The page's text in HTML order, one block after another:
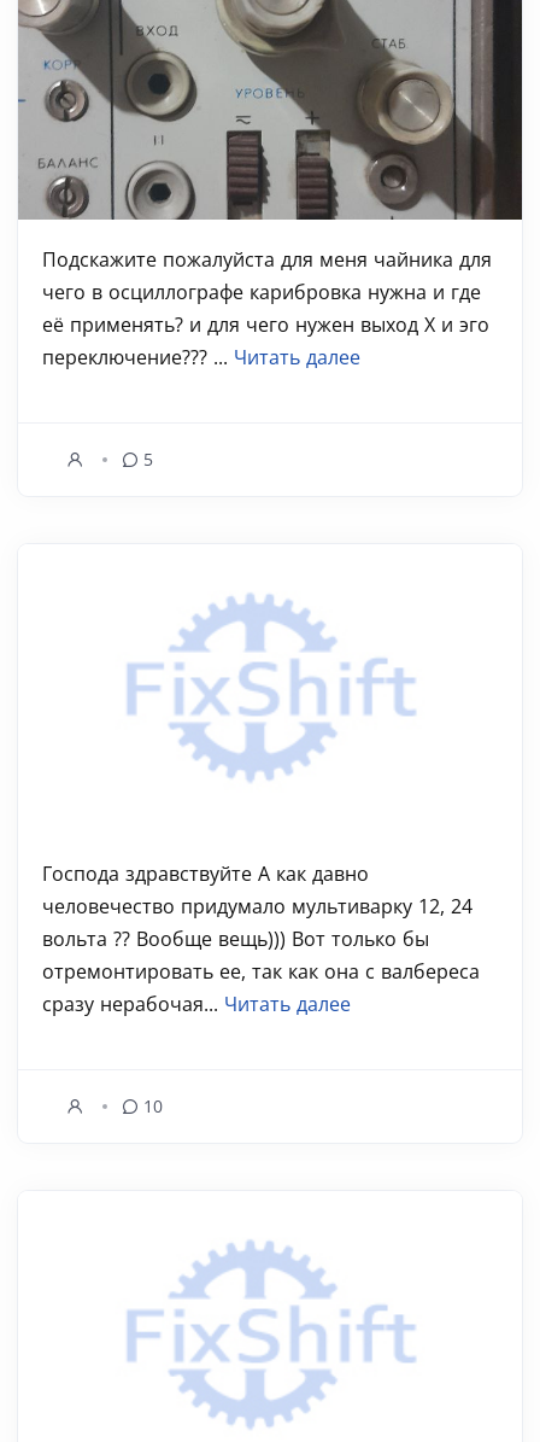
Подскажите пожалуйста для меня чайника для
чего в осциллографе карибровка нужна и где
её применять? и для чего нужен выход Х и эго
переключение??? ... Читать далее
5
Господа здравствуйте А как давно
человечество придумало мультиварку 12, 24
вольта ?? Вообще вещь))) Вот только бы
отремонтировать ее, так как она с валбереса
сразу нерабочая... Читать далее
10